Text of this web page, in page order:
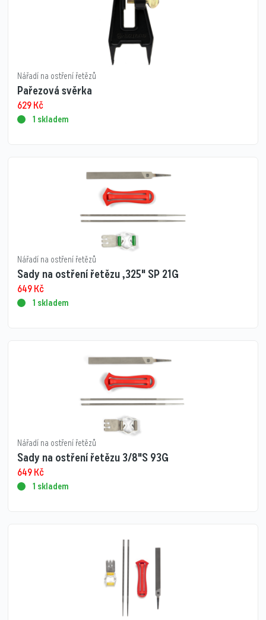
Nářadí na ostření řetězů
Pařezová svěrka
629Kč
1 skladem
Nářadí na ostření řetězů
Sady na ostření řetězu ,325" SP 21G
649Kč
1 skladem
Nářadí na ostření řetězů
Sady na ostření řetězu 3/8"S 93G
649Kč
1 skladem